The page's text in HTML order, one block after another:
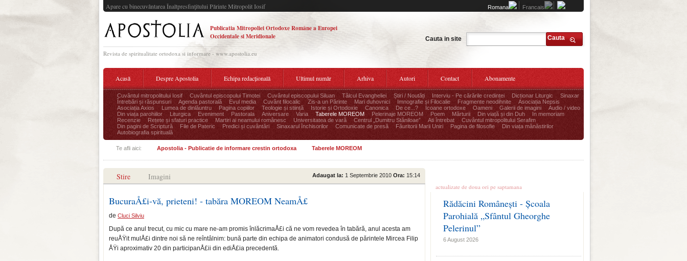
Apare cu binecuvântarea Înaltpresfinţitului Părinte Mitropolit Iosif Romana Francais
Publicatia Mitropoliei Ortodoxe Române a Europei
Occidentale si Meridionale
Revista de spiritualitate ortodoxa si informare - www.apostolia.eu
Cauta in site Cauta
Acasă Despre Apostolia Echipa redacțională Ultimul număr Arhiva Autori Contact Abonamente
Cuvântul mitropolitului Iosif Cuvântul episcopului Timotei Cuvântul episcopului Siluan Tâlcul Evangheliei Știri / Noutăți Interviu - Pe cărările credinței Dicționar Liturgic
Sinaxar
Întrebări și răspunsuri
Agenda pastorală Evul media Cuvânt filocalic Zis-a un Părinte Mari duhovnici Imnografie și Filocalie Fragmente neodihnite
Asociația Nepsis
Asociația Axios
Lumea de dinlăuntru Pagina copiilor Teologie și stiință Istorie și Ortodoxie Canonica De ce...? Icoane ortodoxe Oameni Galerii de imagini
Audio / video
Din viața parohiilor
Liturgica Eveniment Pastorala Aniversare Varia Taberele MOREOM Pelerinaje MOREOM Poem Mărturii Din viață și din Duh
In memoriam
Recenzie
Rețete și sfaturi practice Martiri ai neamului românesc Universitatea de vară Centrul „Dumitru Stăniloae” Ati întrebat
Cuvântul mitropolitului Serafim
Din pagini de Scriptură
File de Pateric Predici și cuvântări Sinaxarul închisorilor Comunicate de presă Făuritorii Marii Uniri Pagina de filosofie
Din viața mănăstirilor
Autobiografia spirituală
Te afli aici: Apostolia - Publicatie de informare crestin ortodoxa Taberele MOREOM
Stire Imagini Adaugat la: 1 Septembrie 2010 Ora: 15:14
BucuraÅ£i-vă, prieteni! - tabăra MOREOM NeamÅ£
de Cluci Silviu
După ce anul trecut, cu mic cu mare ne-am promis înlăcrimaÅ£i că ne vom revedea în tabără, anul acesta am
reuÅŸit mulÅ£i dintre noi să ne reîntâlnim: bună parte din echipa de animatori condusă de părintele Mircea Filip
ÅŸi aproximativ 20 din participanÅ£ii din ediÅ£ia precedentă.
actualizate de doua ori pe saptamana
Rădăcini Românești - Școala
Parohială „Sfântul Gheorghe
Pelerinul”
6 August 2026